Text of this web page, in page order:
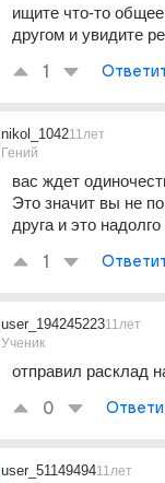
ищите что-то
другом и увидите
1
nikol_1042
Гений
11лет
вас ждет
Это значит вы не
друга и это надолго
1
user_194245223
Ученик
11лет
отправил расклад
0
user_5114949411лет